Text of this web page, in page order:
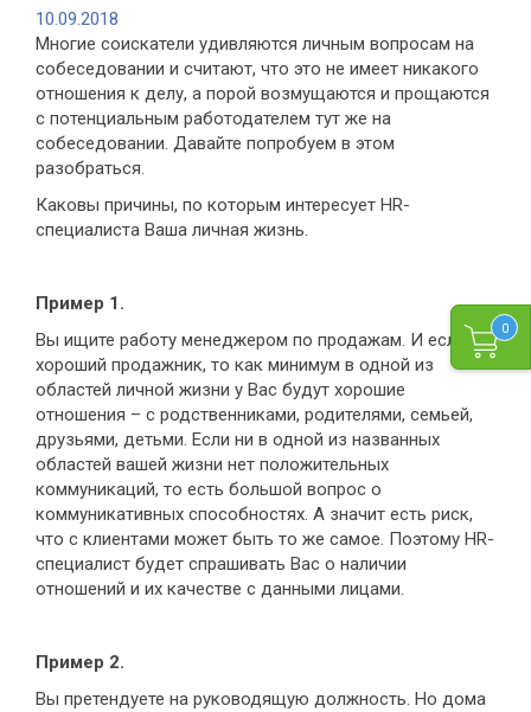
0
10.09.2018
Многие соискатели удивляются личным вопросам на
собеседовании и считают, что это не имеет никакого
отношения к делу, а порой возмущаются и прощаются
с потенциальным работодателем тут же на
собеседовании. Давайте попробуем в этом
разобраться.
Каковы причины, по которым интересует HR-
специалиста Ваша личная жизнь.
Пример 1.
Вы ищите работу менеджером по продажам. И если Вы
хороший продажник, то как минимум в одной из
областей личной жизни у Вас будут хорошие
отношения – с родственниками, родителями, семьей,
друзьями, детьми. Если ни в одной из названных
областей вашей жизни нет положительных
коммуникаций, то есть большой вопрос о
коммуникативных способностях. А значит есть риск,
что с клиентами может быть то же самое. Поэтому HR-
специалист будет спрашивать Вас о наличии
отношений и их качестве с данными лицами.
Пример 2.
Вы претендуете на руководящую должность. Но дома